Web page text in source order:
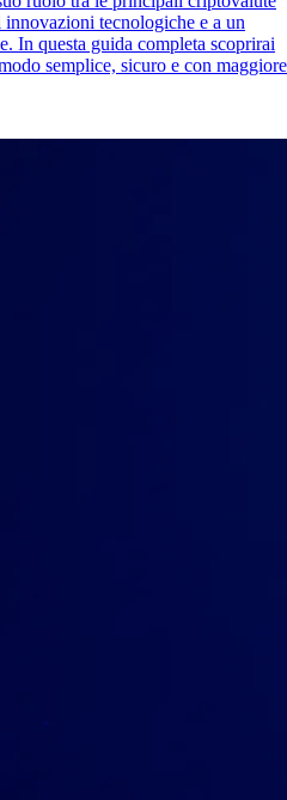
tecnologiche e a un
In questa guida completa scoprirai
semplice, sicuro e con maggiore